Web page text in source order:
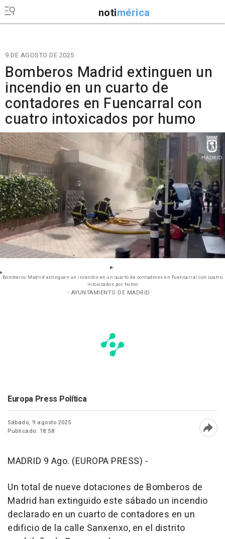
notimérica
9 DE AGOSTO DE 2025
Bomberos Madrid extinguen un
incendio en un cuarto de
contadores en Fuencarral con
cuatro intoxicados por humo
Bomberos Madrid extinguen un incendio en un cuarto de contadores en Fuencarral con cuatro
intoxicados por humo
- AYUNTAMIENTO DE MADRID
Europa Press Política
Sábado, 9 agosto 2025
Publicado: 18:58
MADRID 9 Ago. (EUROPA PRESS) -
Un total de nueve dotaciones de Bomberos de
Madrid han extinguido este sábado un incendio
declarado en un cuarto de contadores en un
edificio de la calle Sanxenxo, en el distrito